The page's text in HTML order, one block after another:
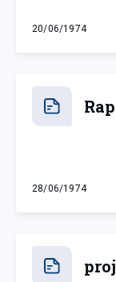
20/06/1974
jeudi 20 juin
28/06/1974
vendredi 28